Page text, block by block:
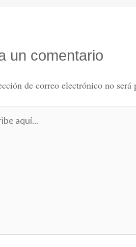
un comentario
de correo electrónico no será